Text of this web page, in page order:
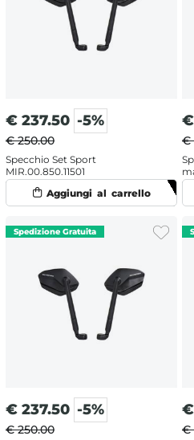
€ 237.50 -5%
€ 250.00
Specchio Set Sport
MIR.00.850.11501
€
€
€ 237.50 -5%
€ 250.00
€
€